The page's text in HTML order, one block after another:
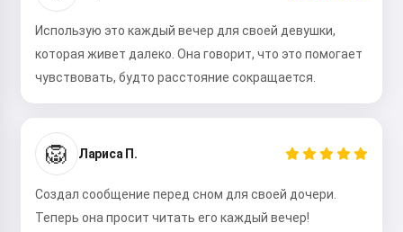
Использую это каждый вечер для своей девушки,
которая живет далеко. Она говорит, что это помогает
чувствовать, будто расстояние сокращается.
🦁 Лариса П.
Создал сообщение перед сном для своей дочери.
Теперь она просит читать его каждый вечер!